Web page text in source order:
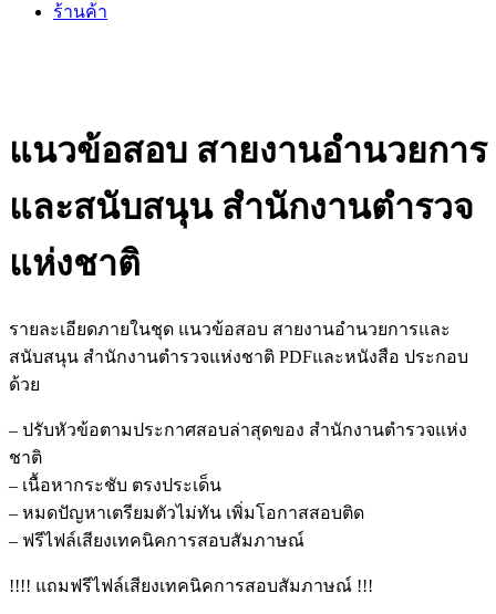
ร้านค้า
แนวข้อสอบ สายงานอำนวยการ
และสนับสนุน สำนักงานตำรวจ
แห่งชาติ
รายละเอียดภายในชุด แนวข้อสอบ สายงานอำนวยการและ
สนับสนุน สำนักงานตำรวจแห่งชาติ PDFและหนังสือ ประกอบ
ด้วย
– ปรับหัวข้อตามประกาศสอบล่าสุดของ สำนักงานตำรวจแห่ง
ชาติ
– เนื้อหากระชับ ตรงประเด็น
– หมดปัญหาเตรียมตัวไม่ทัน เพิ่มโอกาสสอบติด
– ฟรีไฟล์เสียงเทคนิคการสอบสัมภาษณ์
!!!! แถมฟรีไฟล์เสียงเทคนิคการสอบสัมภาษณ์ !!!